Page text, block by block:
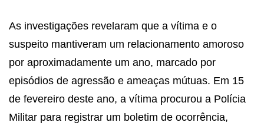
As investigações revelaram que a vítima e o
suspeito mantiveram um relacionamento amoroso
por aproximadamente um ano, marcado por
episódios de agressão e ameaças mútuas. Em 15
de fevereiro deste ano, a vítima procurou a Polícia
Militar para registrar um boletim de ocorrência,